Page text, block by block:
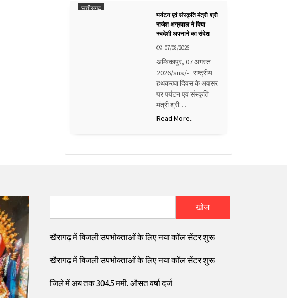
छत्तीसगढ़
पर्यटन एवं संस्कृति मंत्री श्री
राजेश अग्रवाल ने दिया
स्वदेशी अपनाने का संदेश
07/08/2026
अम्बिकापुर, 07 अगस्त
2026/sns/- राष्ट्रीय
हथकरघा दिवस के अवसर
पर पर्यटन एवं संस्कृति
मंत्री श्री…
Read More..
खोज
खैरागढ़ में बिजली उपभोक्ताओं के लिए नया कॉल सेंटर शुरू
खैरागढ़ में बिजली उपभोक्ताओं के लिए नया कॉल सेंटर शुरू
जिले में अब तक 304.5 ममी. औसत वर्षा दर्ज